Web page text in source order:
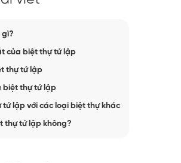
gì?
của biệt thự tứ lập
thự tứ lập
biệt thự tứ lập
tứ lập với các loại biệt thự khác
thự tứ lập không?